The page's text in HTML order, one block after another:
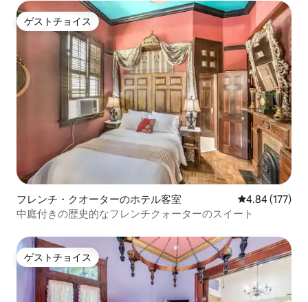
ゲストチョイス
ゲストチョイス
フレンチ・クオーターのホテル客室 レビュー177
4.84 (177)
中庭付きの歴史的なフレンチクォーターのスイート
ゲストチョイス
ゲストチョイス